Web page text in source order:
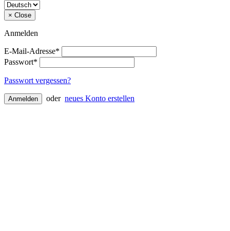
× Close
Anmelden
E-Mail-Adresse*
Passwort*
Passwort vergessen?
Anmelden oder neues Konto erstellen